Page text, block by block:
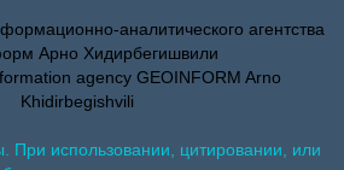
аналитического агентства
Арно Хидирбегишвили
agency GEOINFORM Arno
Khidirbegishvili
использовании, цитировании, или